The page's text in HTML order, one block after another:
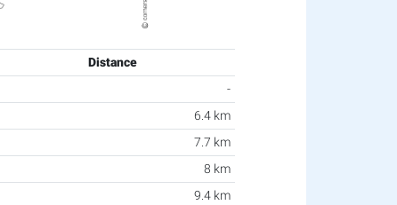
Distance
-
6.4 km
7.7 km
8 km
9.4 km